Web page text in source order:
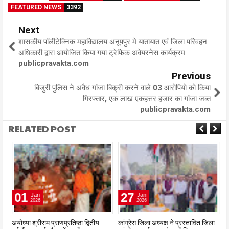
FEATURED NEWS
3392
Next
शासकीय पॉलीटेक्निक महाविद्यालय अनूपपुर मे यातायात एवं जिला परिवहन
अधिकारी द्वारा आयोजित किया गया ट्रेफिक अवेयरनेस कार्यक्रम
publicpravakta.com
Previous
बिजुरी पुलिस ने अवैध गांजा बिक्री करने वाले 03 आरोपियो को किया
गिरफ्तार, एक लाख एकहत्तर हजार का गांजा जब्त
publicpravakta.com
RELATED POST
01 Jan
2026
अयोध्या श्रीराम प्राणप्रतिष्ठा द्वितीय
27 Jan
2026
कांग्रेस जिला अध्यक्ष ने प्रस्तावित जिला